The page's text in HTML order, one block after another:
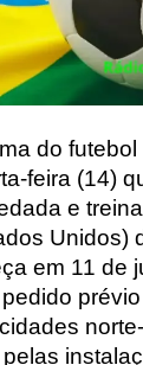
do futebol
feira (14)
e
Unidos)
em 11 de